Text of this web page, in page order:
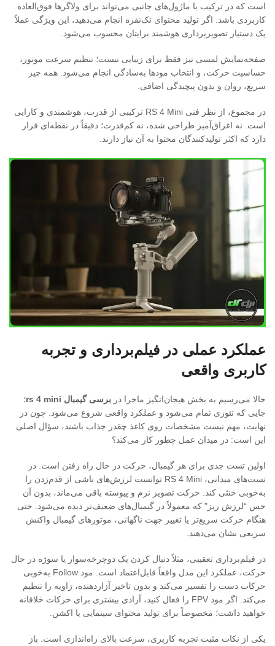
است که در ترکیب با ماژول‌های جانبی می‌تواند برای ولاگرها فوق‌العاده
کاربردی باشد. اگر تولید محتوای تک‌نفره انجام می‌دهید، این ویژگی عملاً
یک دستیار تصویربرداری هوشمند برایتان محسوب می‌شود.
صفحه‌نمایش لمسی نیز فقط برای زیبایی نیست؛ تنظیم سرعت موتور،
حساسیت حرکت، و انتخاب مودها به‌سادگی انجام می‌شود. همه چیز
سریع، روان و بدون پیچیدگی اضافی.
در مجموع، از نظر فنی RS 4 Mini ترکیبی از قدرت، هوشمندی و کارایی
است. نه اغراق‌آمیز طراحی شده، نه کم‌قدرت؛ دقیقاً در نقطه‌ای قرار
دارد که اکثر تولیدکنندگان محتوا به آن نیاز دارند.
عملکرد عملی در فیلم‌برداری و تجربه
کاربری واقعی
حالا می‌رسیم به بخش هیجان‌انگیز ماجرا در برسی گیمبال rs 4 mini
؛
جایی که تئوری تمام می‌شود و عملکرد واقعی شروع می‌شود. چون در
نهایت، مهم نیست مشخصات روی کاغذ چقدر جذاب باشند، سؤال اصلی
این است: در میدان عمل چطور کار می‌کند؟
اولین تست جدی برای هر گیمبال، حرکت در حال راه رفتن است. در
تست‌های میدانی، RS 4 Mini توانست لرزش‌های ناشی از قدم‌زدن را
به‌خوبی خنثی کند. حرکت تصویر نرم و پیوسته باقی می‌ماند، بدون آن
حس “لرزش ریز” که معمولاً در گیمبال‌های ضعیف‌تر دیده می‌شود. حتی
هنگام حرکت سریع‌تر یا تغییر جهت ناگهانی، موتورهای گیمبال واکنش
سریعی نشان می‌دهند.
در فیلم‌برداری تعقیبی، مثلاً دنبال کردن یک دوچرخه‌سوار یا سوژه در حال
حرکت، عملکرد این مدل واقعاً قابل‌اعتماد است. مود Follow به‌خوبی
حرکات دست را تفسیر می‌کند و بدون تاخیر آزاردهنده، زاویه را تنظیم
می‌کند. اگر مود FPV را فعال کنید، آزادی بیشتری برای حرکات خلاقانه
خواهید داشت؛ مخصوصاً برای تولید محتوای سینمایی یا اکشن.
یکی از نکات مثبت تجربه کاربری، سرعت بالای راه‌اندازی است. باز